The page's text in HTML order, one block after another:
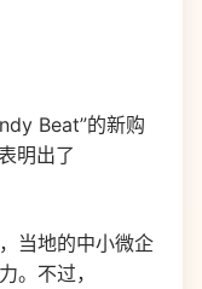
Beat”的新购
明出了
当地的中小微企
。不过，